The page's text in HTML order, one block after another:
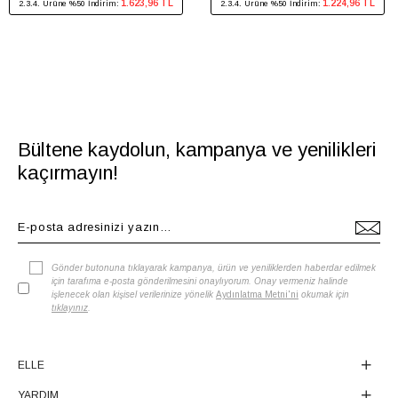
2.3.4. Ürüne %50 İndirim: 1.623,96 TL 2.3.4. Ürüne %50 İndirim: 1.224,96 TL
Bültene kaydolun, kampanya ve yenilikleri
kaçırmayın!
Gönder butonuna tıklayarak kampanya, ürün ve yeniliklerden haberdar edilmek
için tarafıma e-posta gönderilmesini onaylıyorum. Onay vermeniz halinde
işlenecek olan kişisel verilerinize yönelik Aydınlatma Metni'ni okumak için
tıklayınız
ELLE
YARDIM